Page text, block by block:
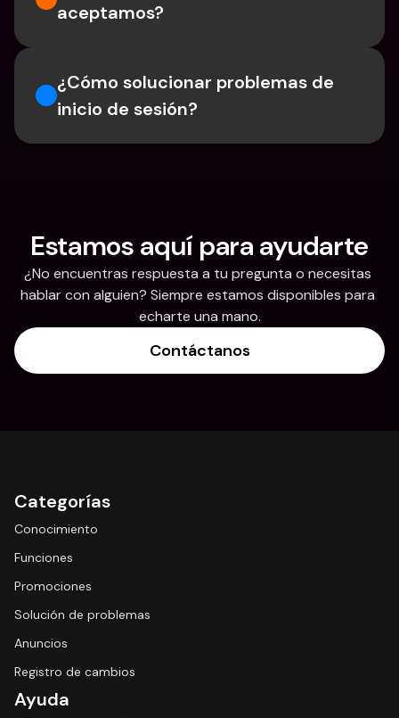
aceptamos?
¿Cómo solucionar problemas de
inicio de sesión?
Estamos aquí para ayudarte
¿No encuentras respuesta a tu pregunta o necesitas
hablar con alguien? Siempre estamos disponibles para
echarte una mano.
Contáctanos
Categorías
Conocimiento
Funciones
Promociones
Solución de problemas
Anuncios
Registro de cambios
Ayuda